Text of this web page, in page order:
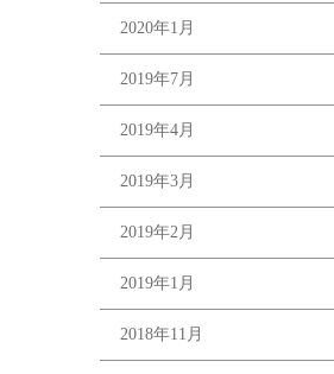
2020年1月
2019年7月
2019年4月
2019年3月
2019年2月
2019年1月
2018年11月